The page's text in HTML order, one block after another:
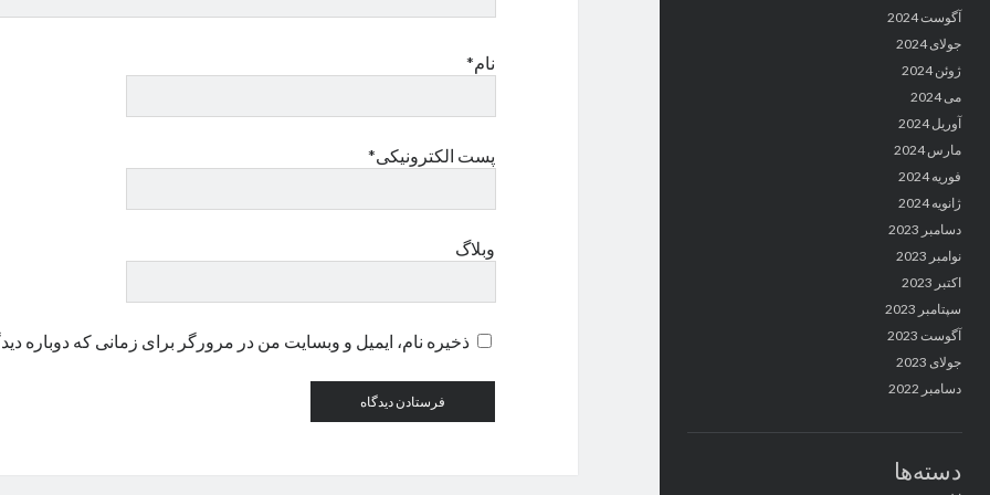
آگوست 2024
جولای 2024
ژوئن 2024
می 2024
آوریل 2024
مارس 2024
فوریه 2024
ژانویه 2024
دسامبر 2023
نوامبر 2023
اکتبر 2023
سپتامبر 2023
آگوست 2023
جولای 2023
دسامبر 2022
دسته‌ها
نام*
پست الکترونیکی*
وبلاگ
ذخیره نام، ایمیل و وبسایت من در مرورگر برای زمانی که دوباره